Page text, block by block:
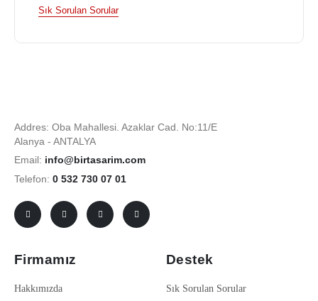
Sık Sorulan Sorular
Addres: Oba Mahallesi. Azaklar Cad. No:11/E
Alanya - ANTALYA
Email: info@birtasarim.com
Telefon: 0 532 730 07 01
Firmamız
Hakkımızda
Destek
Sık Sorulan Sorular